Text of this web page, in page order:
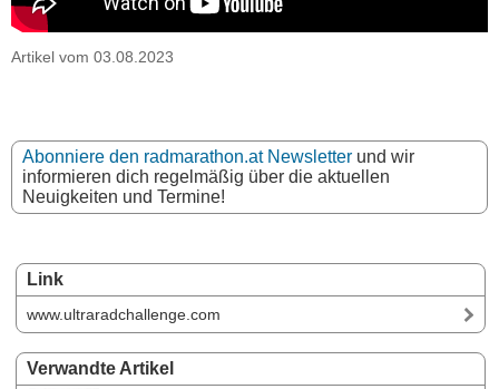
Link
www.ultraradchallenge.com
Verwandte Artikel
Artikel vom 03.08.2023
Abonniere den radmarathon.at Newsletter und wir
informieren dich regelmäßig über die aktuellen
Neuigkeiten und Termine!